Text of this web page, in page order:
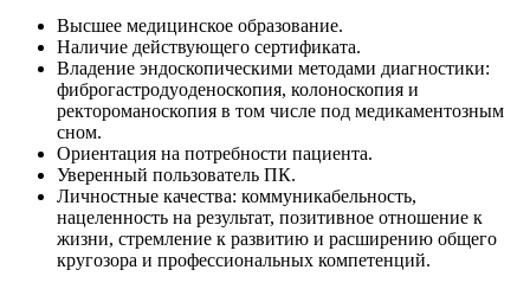
Высшее медицинское образование.
Наличие действующего сертификата.
Владение эндоскопическими методами диагностики:
фиброгастродуоденоскопия, колоноскопия и
ректороманоскопия в том числе под медикаментозным
сном.
Ориентация на потребности пациента.
Уверенный пользователь ПК.
Личностные качества: коммуникабельность,
нацеленность на результат, позитивное отношение к
жизни, стремление к развитию и расширению общего
кругозора и профессиональных компетенций.